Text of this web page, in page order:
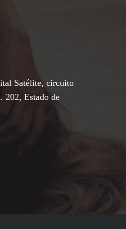
Satélite, circuito
202, Estado de